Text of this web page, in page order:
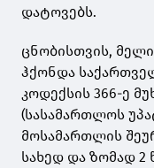
დატოვებს.
ცნობისთვის,
ჰქონდა
კოდექსის 366-ე
(სასამართლოს
მოსამართლის
სახედ და ზომად